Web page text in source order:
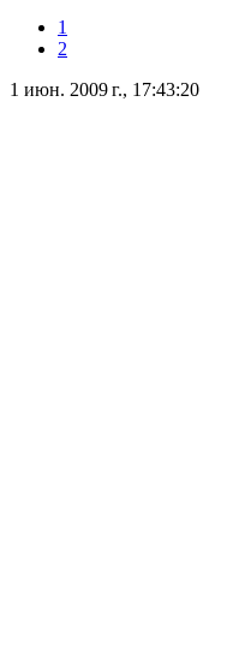
1
2
1 июн. 2009 г., 17:43:20